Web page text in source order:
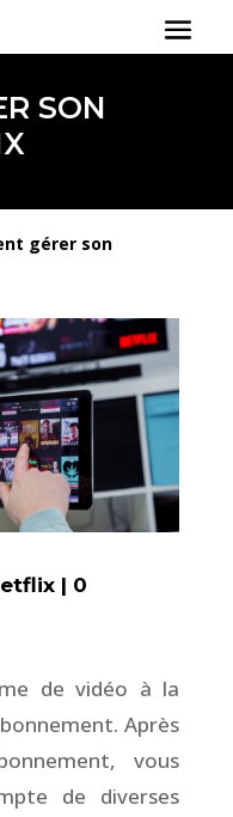
SON
gérer son
| 0
de vidéo à la
Après
vous
de diverses